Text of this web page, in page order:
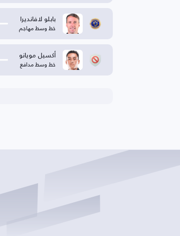
بابلو لافانديرا
خط وسط مهاجم
أكسيل مويانو
خط وسط مدافع